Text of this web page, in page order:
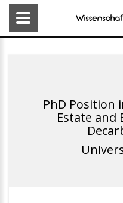
PhD Position
Estate and